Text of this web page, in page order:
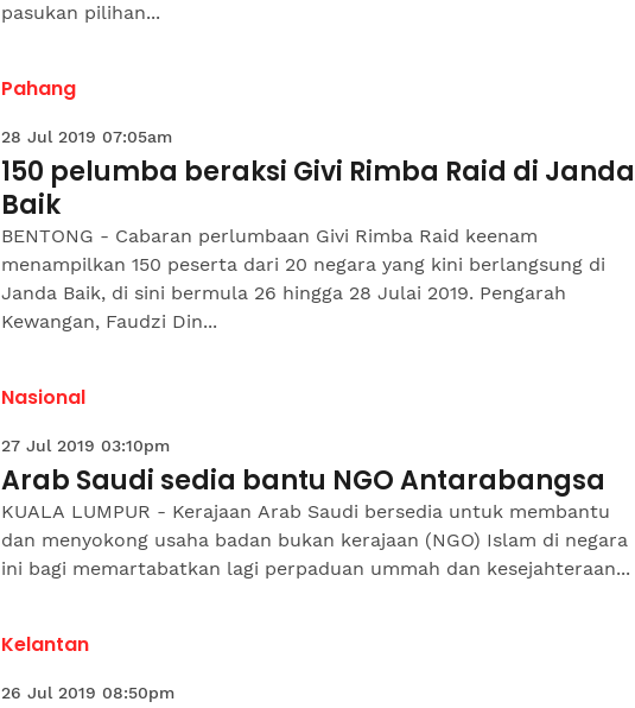
pasukan pilihan...
Pahang
28 Jul 2019 07:05am
150 pelumba beraksi Givi Rimba Raid di Janda
Baik
BENTONG - Cabaran perlumbaan Givi Rimba Raid keenam
menampilkan 150 peserta dari 20 negara yang kini berlangsung di
Janda Baik, di sini bermula 26 hingga 28 Julai 2019. Pengarah
Kewangan, Faudzi Din...
Nasional
27 Jul 2019 03:10pm
Arab Saudi sedia bantu NGO Antarabangsa
KUALA LUMPUR - Kerajaan Arab Saudi bersedia untuk membantu
dan menyokong usaha badan bukan kerajaan (NGO) Islam di negara
ini bagi memartabatkan lagi perpaduan ummah dan kesejahteraan...
Kelantan
26 Jul 2019 08:50pm